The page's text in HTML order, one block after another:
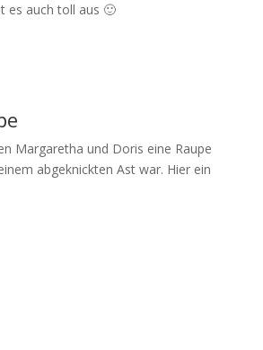
es auch toll aus 🙂
Margaretha und Doris eine Raupe
abgeknickten Ast war. Hier ein